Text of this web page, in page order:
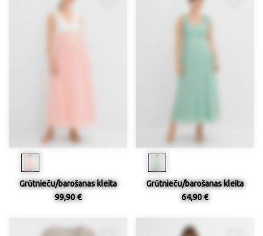
Grūtnieču/barošanas kleita
99,90 €
Grūtnieču/barošanas kleita
64,90 €